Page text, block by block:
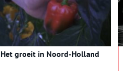
Langedijk door Hannie Schaft
en Jan Bonekamp. Na Dolle
Dinsdag, 5 september 1944,
werd ook dit deel van IJmuiden
voor een groot deel afgebroken.
Het groeit in Noord-Holland